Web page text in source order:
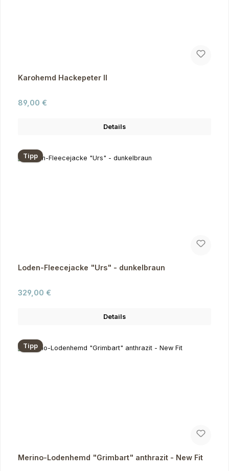
Karohemd Hackepeter II
Regulärer Preis:
89,00 €
Details
Tipp
Loden-Fleecejacke "Urs" - dunkelbraun
Regulärer Preis:
329,00 €
Details
Tipp
Merino-Lodenhemd "Grimbart" anthrazit - New Fit